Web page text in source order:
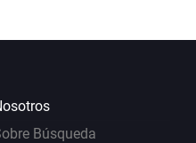
Búsqueda